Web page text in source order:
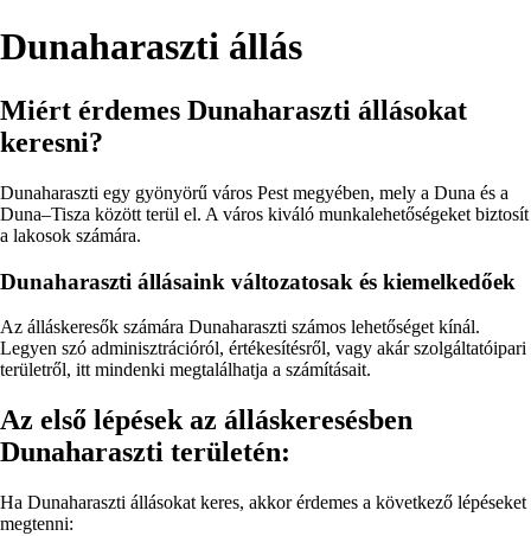
Dunaharaszti állás
Miért érdemes Dunaharaszti állásokat
keresni?
Dunaharaszti egy gyönyörű város Pest megyében, mely a Duna és a
Duna–Tisza között terül el. A város kiváló munkalehetőségeket biztosít
a lakosok számára.
Dunaharaszti állásaink változatosak és kiemelkedőek
Az álláskeresők számára Dunaharaszti számos lehetőséget kínál.
Legyen szó adminisztrációról, értékesítésről, vagy akár szolgáltatóipari
területről, itt mindenki megtalálhatja a számításait.
Az első lépések az álláskeresésben
Dunaharaszti területén:
Ha Dunaharaszti állásokat keres, akkor érdemes a következő lépéseket
megtenni: